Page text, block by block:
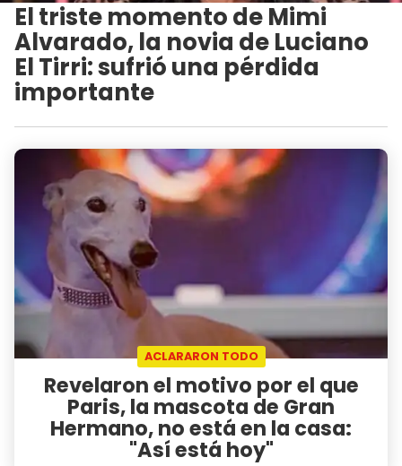
El triste momento de Mimi
Alvarado, la novia de Luciano
El Tirri: sufrió una pérdida
importante
ACLARARON TODO
Revelaron el motivo por el que
Paris, la mascota de Gran
Hermano, no está en la casa:
"Así está hoy"